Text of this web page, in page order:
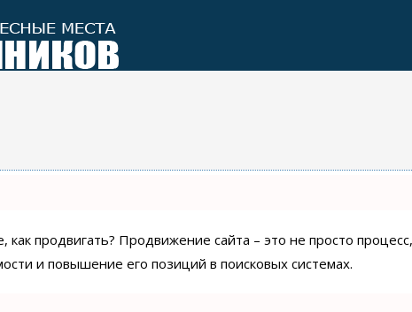
продвигать? Продвижение сайта – это не просто
и повышение его позиций в поисковых системах.